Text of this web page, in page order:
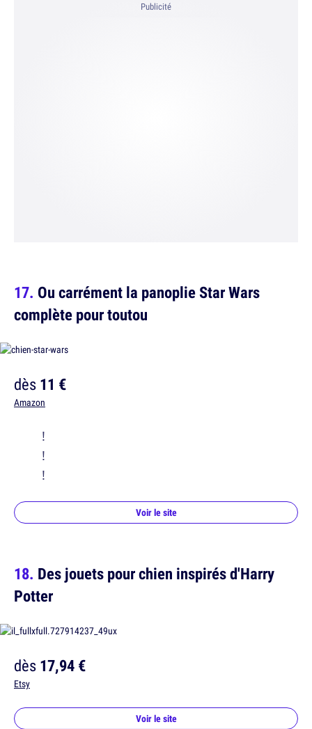
Publicité
Ou carrément la panoplie Star Wars
complète pour toutou
dès11 €
Amazon
!
!
!
Voir le site
Des jouets pour chien inspirés d'Harry
Potter
dès17,94 €
Etsy
Voir le site